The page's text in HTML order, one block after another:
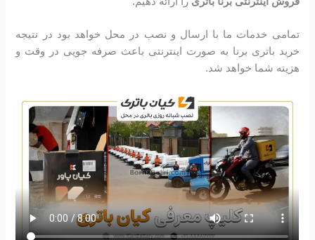
تمامی خدمات ما با ارسال و نصب در محل خواهد بود در نتیجه
خرید باتری برنا به صورت اینترنتی باعث صرفه جویی در وقت و
هزینه شما خواهد شد.